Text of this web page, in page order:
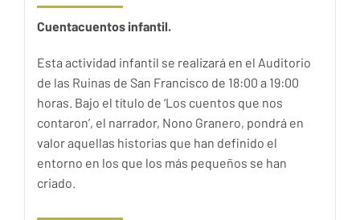
Cuentacuentos infantil.
Esta actividad infantil se realizará en el Auditorio
de las Ruinas de San Francisco de 18:00 a 19:00
horas. Bajo el título de ‘Los cuentos que nos
contaron’, el narrador, Nono Granero, pondrá en
valor aquellas historias que han definido el
entorno en los que los más pequeños se han
criado.